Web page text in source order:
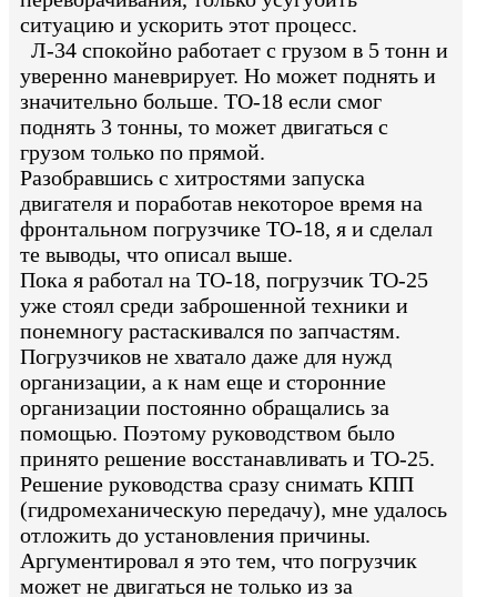
ситуацию и ускорить этот процесс.
Л-34 спокойно работает с грузом в 5 тонн и
уверенно маневрирует. Но может поднять и
значительно больше. ТО-18 если смог
поднять 3 тонны, то может двигаться с
грузом только по прямой.
Разобравшись с хитростями запуска
двигателя и поработав некоторое время на
фронтальном погрузчике ТО-18, я и сделал
те выводы, что описал выше.
Пока я работал на ТО-18, погрузчик ТО-25
уже стоял среди заброшенной техники и
понемногу растаскивался по запчастям.
Погрузчиков не хватало даже для нужд
организации, а к нам еще и сторонние
организации постоянно обращались за
помощью. Поэтому руководством было
принято решение восстанавливать и ТО-25.
Решение руководства сразу снимать КПП
(гидромеханическую передачу), мне удалось
отложить до установления причины.
Аргументировал я это тем, что погрузчик
может не двигаться не только из за